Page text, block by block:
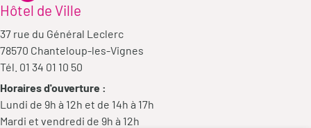
Hôtel de Ville
37 rue du Général Leclerc
78570 Chanteloup-les-Vignes
Tél. 01 34 01 10 50
Horaires d'ouverture :
Lundi de 9h à 12h et de 14h à 17h
Mardi et vendredi de 9h à 12h